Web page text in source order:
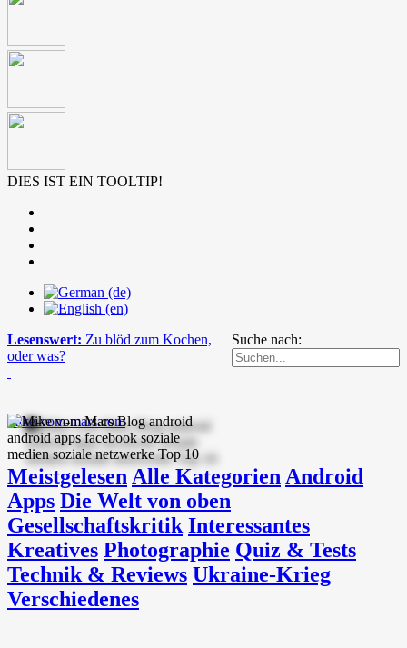
DIES IST EIN TOOLTIP!
Suche nach:
Lesenswert: Zu blöd zum Kochen,
oder was?
mike-vom-mars.com
Meistgelesen Alle Kategorien Android
Apps Die Welt von oben
Gesellschaftskritik Interessantes
Kreatives Photographie Quiz & Tests
Technik & Reviews Ukraine-Krieg
Verschiedenes